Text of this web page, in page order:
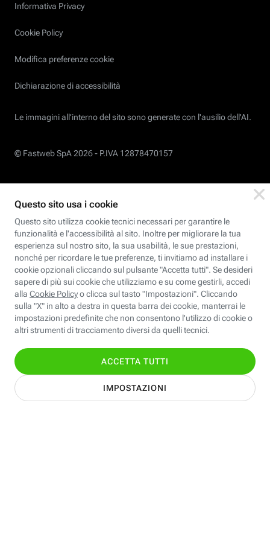
Informativa Privacy
Cookie Policy
Modifica preferenze cookie
Dichiarazione di accessibilità
Le immagini all’interno del sito sono generate con l'ausilio dell'AI.
© Fastweb SpA 2026 - P.IVA 12878470157